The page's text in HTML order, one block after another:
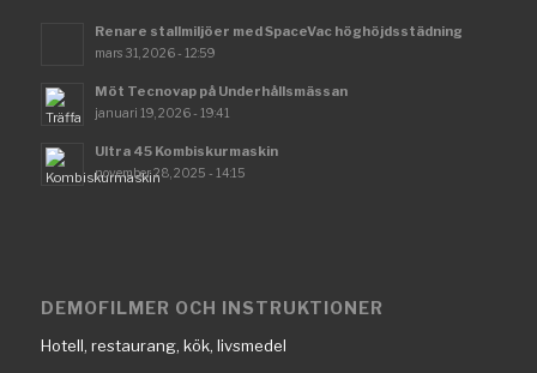
Renare stallmiljöer med SpaceVac höghöjdsstädning
mars 31, 2026 - 12:59
Möt Tecnovap på Underhållsmässan
januari 19, 2026 - 19:41
Ultra 45 Kombiskurmaskin
november 28, 2025 - 14:15
DEMOFILMER OCH INSTRUKTIONER
Hotell, restaurang, kök, livsmedel